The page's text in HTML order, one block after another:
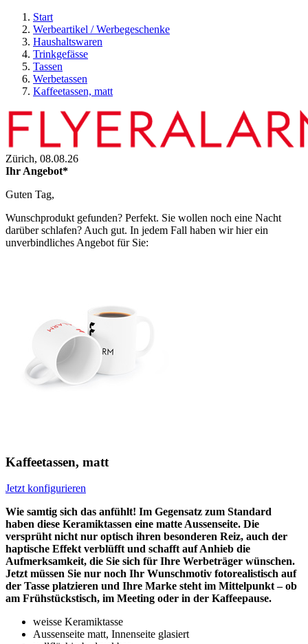
Start
Werbeartikel / Werbegeschenke
Haushaltswaren
Trinkgefässe
Tassen
Werbetassen
Kaffeetassen, matt
Zürich, 08.08.26
Ihr Angebot*
Guten Tag,
Wunschprodukt gefunden? Perfekt. Sie wollen noch eine Nacht
darüber schlafen? Auch gut. In jedem Fall haben wir hier ein
unverbindliches Angebot für Sie:
Kaffeetassen, matt
Jetzt konfigurieren
Wie samtig sich das anfühlt! Im Gegensatz zum Standard
haben diese Keramiktassen eine matte Aussenseite. Die
versprüht nicht nur optisch ihren besonderen Reiz, auch der
haptische Effekt verblüfft und schafft auf Anhieb die
Aufmerksamkeit, die Sie sich für Ihre Werbeträger wünschen.
Jetzt müssen Sie nur noch Ihr Wunschmotiv fotorealistisch auf
der Tasse platzieren und Ihre Marke steht im Mittelpunkt – ob
am Frühstückstisch, im Meeting oder in der Kaffeepause.
weisse Keramiktasse
Aussenseite matt, Innenseite glasiert